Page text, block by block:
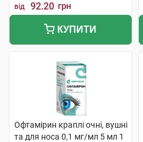
від 92.20 грн
КУПИТИ
Офтамірин краплі очні, вушні
та для носа 0,1 мг/мл 5 мл 1